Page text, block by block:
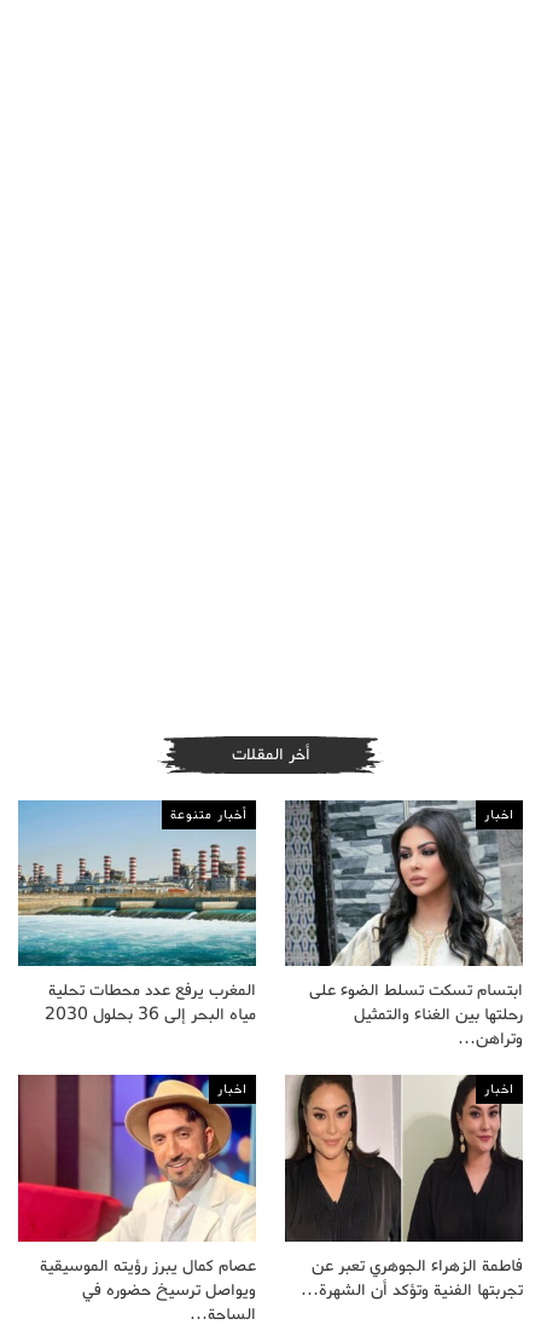
أخر المقلات
اخبار
ابتسام تسكت تسلط الضوء على
رحلتها بين الغناء والتمثيل
وتراهن…
أخبار متنوعة
المغرب يرفع عدد محطات تحلية
مياه البحر إلى 36 بحلول 2030
اخبار
فاطمة الزهراء الجوهري تعبر عن
تجربتها الفنية وتؤكد أن الشهرة…
اخبار
عصام كمال يبرز رؤيته الموسيقية
ويواصل ترسيخ حضوره في
الساحة…